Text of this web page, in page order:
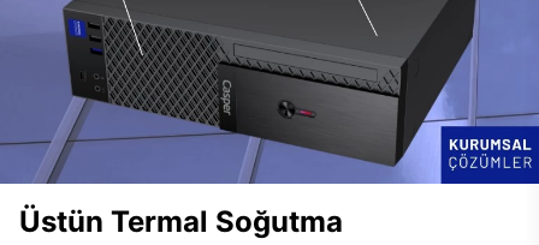
Üstün Termal Soğutma